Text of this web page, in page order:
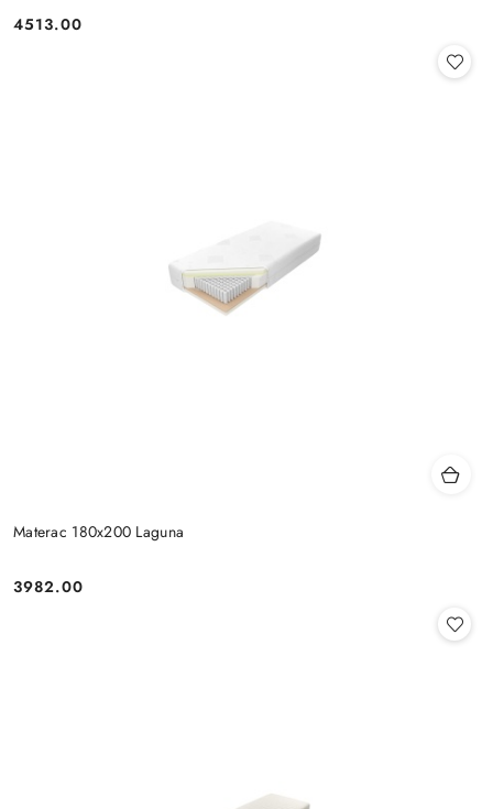
Cena:
4513.00
Materac 180x200 Laguna
Cena:
3982.00